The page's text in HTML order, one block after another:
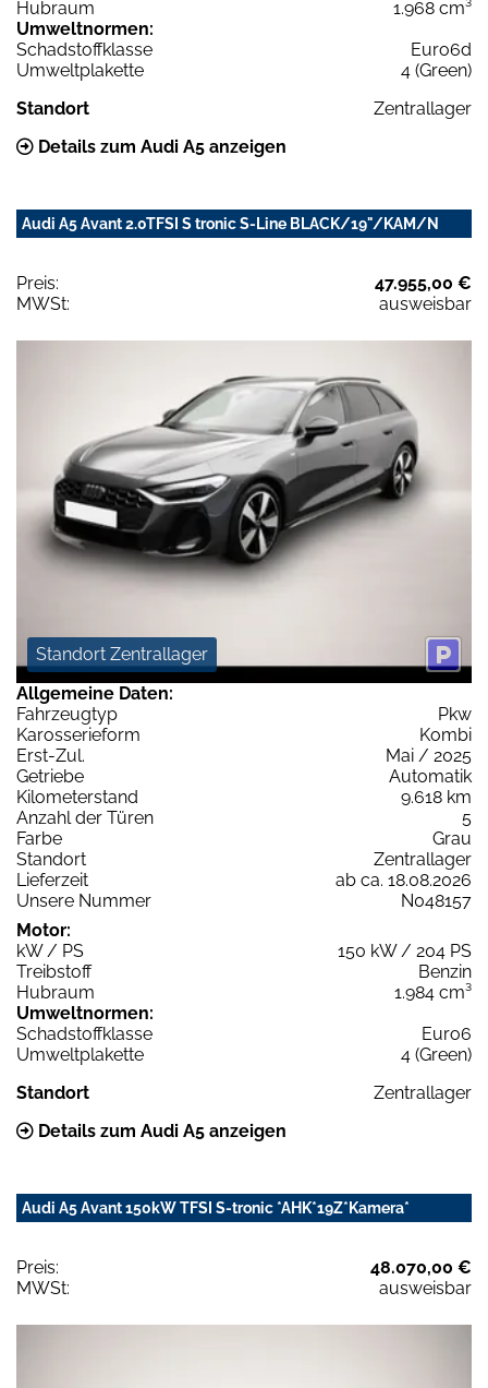
Hubraum
1.968 cm³
Umweltnormen:
Schadstoffklasse
Euro6d
Umweltplakette
4 (Green)
Standort
Zentrallager
Details zum Audi A5 anzeigen
Audi A5 Avant 2.0TFSI S tronic S-Line BLACK/19"/KAM/N
Preis:
47.955,00 €
MWSt:
ausweisbar
Standort Zentrallager
Allgemeine Daten:
Fahrzeugtyp
Pkw
Karosserieform
Kombi
Erst-Zul.
Mai / 2025
Getriebe
Automatik
Kilometerstand
9.618 km
Anzahl der Türen
5
Farbe
Grau
Standort
Zentrallager
Lieferzeit
ab ca. 18.08.2026
Unsere Nummer
N048157
Motor:
kW / PS
150 kW / 204 PS
Treibstoff
Benzin
Hubraum
1.984 cm³
Umweltnormen:
Schadstoffklasse
Euro6
Umweltplakette
4 (Green)
Standort
Zentrallager
Details zum Audi A5 anzeigen
Audi A5 Avant 150kW TFSI S-tronic *AHK*19Z*Kamera*
Preis:
48.070,00 €
MWSt:
ausweisbar